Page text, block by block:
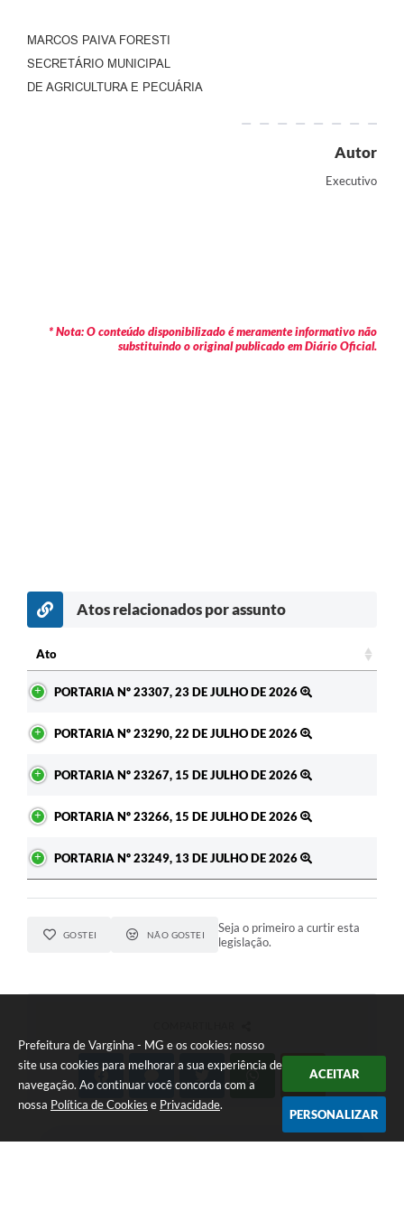
Prefeitura de Varginha - MG e os cookies: nosso
site usa cookies para melhorar a sua experiência de
navegação. Ao continuar você concorda com a
nossa Política de Cookies e Privacidade.
ACEITAR
PERSONALIZAR
MARCOS PAIVA FORESTI
SECRETÁRIO MUNICIPAL
DE AGRICULTURA E PECUÁRIA
Autor
Executivo
* Nota: O conteúdo disponibilizado é meramente informativo não
substituindo o original publicado em Diário Oficial.
Atos relacionados por assunto
Ato
PORTARIA Nº 23307, 23 DE JULHO DE 2026
PORTARIA Nº 23290, 22 DE JULHO DE 2026
PORTARIA Nº 23267, 15 DE JULHO DE 2026
PORTARIA Nº 23266, 15 DE JULHO DE 2026
PORTARIA Nº 23249, 13 DE JULHO DE 2026
GOSTEI NÃO GOSTEI
Seja o primeiro a curtir esta
legislação.